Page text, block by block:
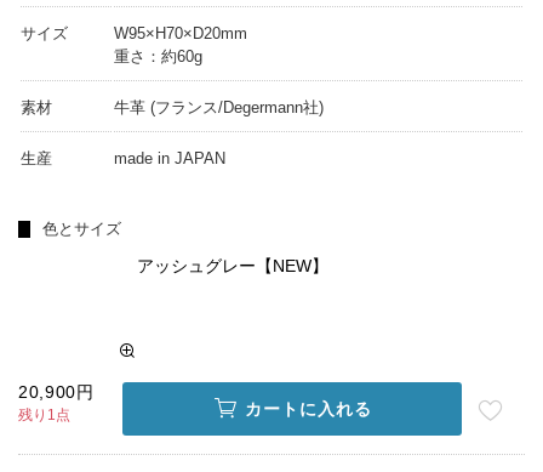
サイズ
W95×H70×D20mm
重さ：約60g
素材 牛革 (フランス/Degermann社)
生産 made in JAPAN
色とサイズ
アッシュグレー【NEW】
20,900円
残り1点 カートに入れる